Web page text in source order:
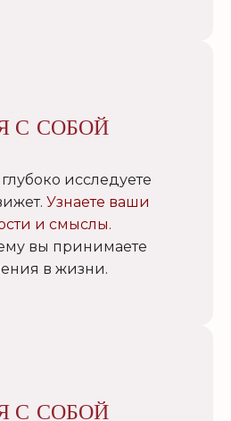
С СОБОЙ
исследуете
Узнаете ваши
и смыслы.
вы принимаете
в жизни.
С СОБОЙ